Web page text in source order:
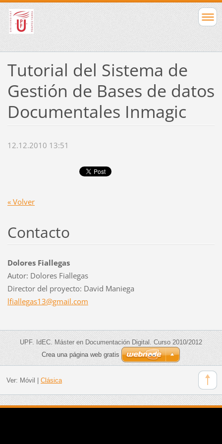
Tutorial del Sistema de
Gestión de Bases de datos
Documentales Inmagic
12.12.2010 13:51
« Volver
Contacto
Dolores Fiallegas
Autor: Dolores Fiallegas
Director del proyecto: David Maniega
lfiallegas13@gmail.com
UPF. IdEC. Máster en Documentación Digital. Curso 2010/2012
Crea una página web gratis
Ver: Móvil Clásica